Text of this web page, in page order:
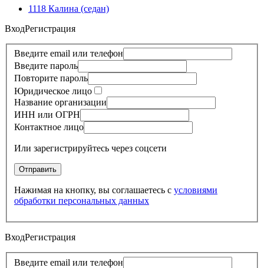
1118 Калина (седан)
ВходРегистрация
Введите email или телефон
Введите пароль
Повторите пароль
Юридическое лицо
Название организации
ИНН или ОГРН
Контактное лицо
Или зарегистрируйтесь через соцсети
Нажимая на кнопку, вы соглашаетесь с условиями
обработки персональных данных
ВходРегистрация
Введите email или телефон